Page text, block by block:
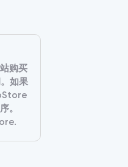
购买
如果
。